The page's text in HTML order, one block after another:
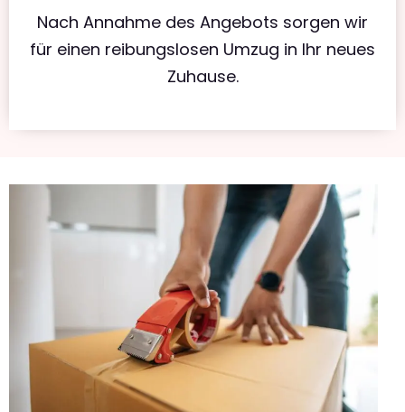
Nach Annahme des Angebots sorgen wir
für einen reibungslosen Umzug in Ihr neues
Zuhause.